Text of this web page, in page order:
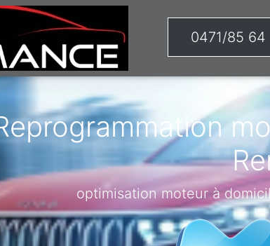
0471/85 64
optimisation moteur à